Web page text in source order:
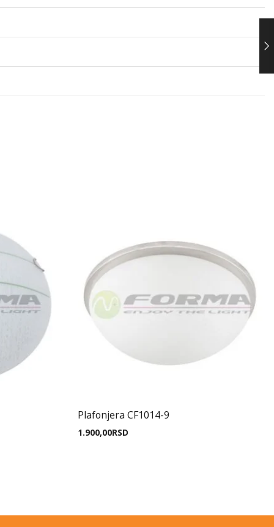
Plafonjera CF1014-9
1.900,00RSD